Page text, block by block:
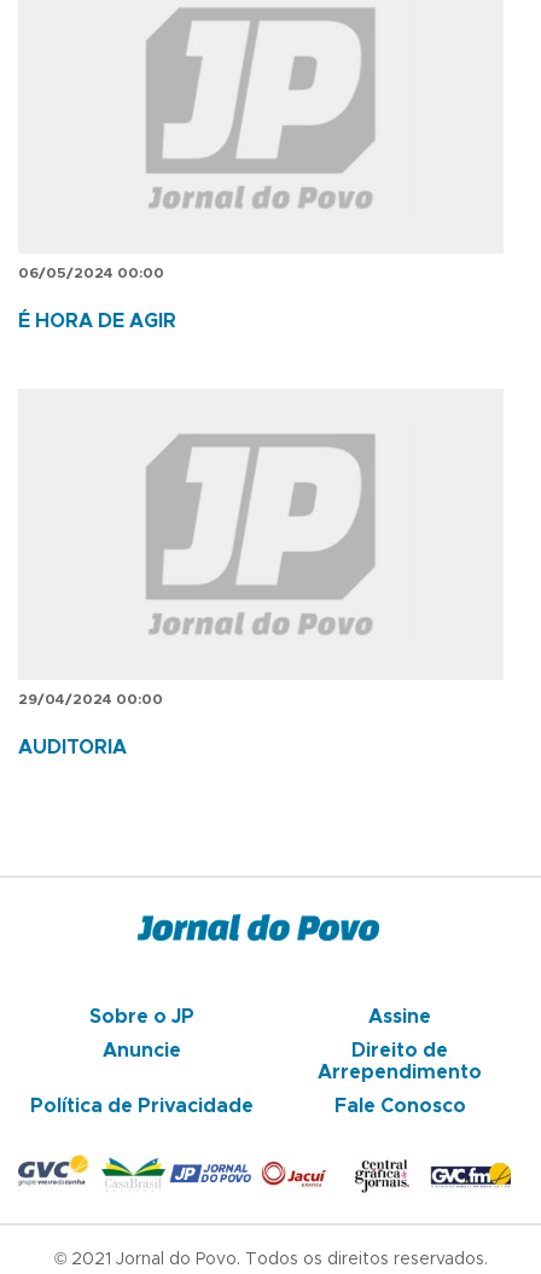
06/05/2024 00:00
É HORA DE AGIR
29/04/2024 00:00
AUDITORIA
Sobre o JP
Assine
Anuncie
Direito de
Arrependimento
Política de Privacidade
Fale Conosco
© 2021 Jornal do Povo. Todos os direitos reservados.